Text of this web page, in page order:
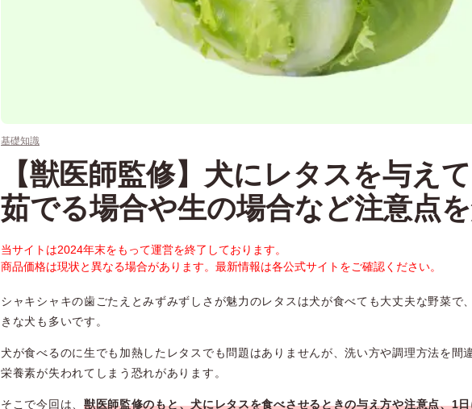
基礎知識
【獣医師監修】犬にレタスを与え
茹でる場合や生の場合など注意点
当サイトは2024年末をもって運営を終了しております。
商品価格は現状と異なる場合があります。最新情報は各公式サイトをご確認ください。
シャキシャキの歯ごたえとみずみずしさが魅力のレタスは犬が食べても大丈夫な野菜で
きな犬も多いです。
犬が食べるのに生でも加熱したレタスでも問題はありませんが、洗い方や調理方法を間
栄養素が失われてしまう恐れがあります。
そこで今回は、 獣医師監修のもと、犬にレタスを食べさせるときの与え方や注意点、1